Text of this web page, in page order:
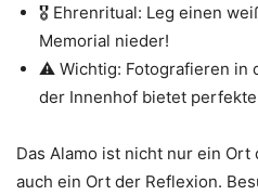
🎖️ Ehrenritual: Leg einen
Memorial nieder!
⚠️ Wichtig: Fotografieren in
der Innenhof bietet
Das Alamo ist nicht nur ein
auch ein Ort der Reflexion.